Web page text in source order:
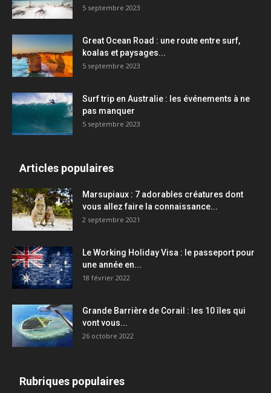
5 septembre 2023
Great Ocean Road : une route entre surf,
koalas et paysages...
5 septembre 2023
Surf trip en Australie : les événements à ne
pas manquer
5 septembre 2023
Articles populaires
Marsupiaux : 7 adorables créatures dont
vous allez faire la connaissance...
2 septembre 2021
Le Working Holiday Visa : le passeport pour
une année en...
18 février 2022
Grande Barrière de Corail : les 10 îles qui
vont vous...
26 octobre 2022
Rubriques populaires